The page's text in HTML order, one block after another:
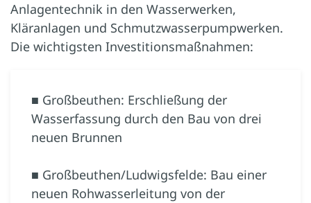
Anlagentechnik in den Wasserwerken,
Kläranlagen und Schmutzwasserpumpwerken.
Die wichtigsten Investitionsmaßnahmen:
■ Großbeuthen: Erschließung der
Wasserfassung durch den Bau von drei
neuen Brunnen
■ Großbeuthen/Ludwigsfelde: Bau einer
neuen Rohwasserleitung von der